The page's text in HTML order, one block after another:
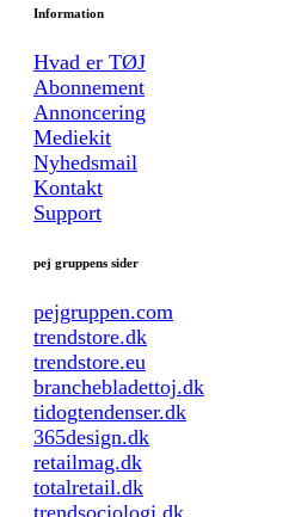
Information
Hvad er TØJ
Abonnement
Annoncering
Mediekit
Nyhedsmail
Kontakt
Support
pej gruppens sider
pejgruppen.com
trendstore.dk
trendstore.eu
branchebladettoj.dk
tidogtendenser.dk
365design.dk
retailmag.dk
totalretail.dk